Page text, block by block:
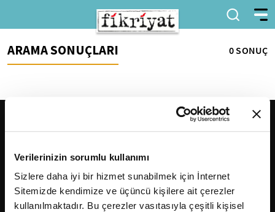
Verilerinizin sorumlu kullanımı
Sizlere daha iyi bir hizmet sunabilmek için İnternet
Sitemizde kendimize ve üçüncü kişilere ait çerezler
kullanılmaktadır. Bu çerezler vasıtasıyla çeşitli kişisel
ARAMA SONUÇLARI 0 SONUÇ
2026Fikriyat. Tüm hakları saklıdır.